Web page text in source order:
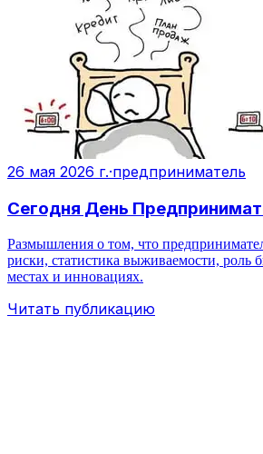
26 мая 2026 г.·предприниматель
Сегодня День
Размышления о том, что
риски, статистика выживаемости, роль
местах и инновациях.
Читать публикацию